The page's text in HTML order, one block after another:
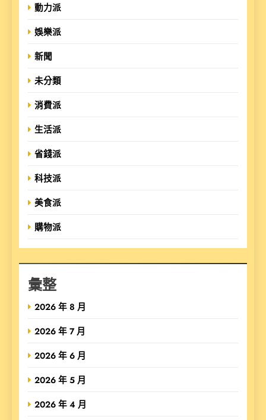
動力派
娛樂派
新聞
未分類
消費派
生活派
省錢派
科技派
美食派
購物派
彙整
2026 年 8 月
2026 年 7 月
2026 年 6 月
2026 年 5 月
2026 年 4 月